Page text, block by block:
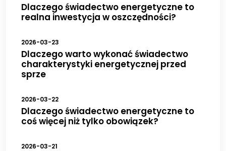
Dlaczego świadectwo energetyczne to
realna inwestycja w oszczędności?
2026-03-23
Dlaczego warto wykonać świadectwo
charakterystyki energetycznej przed
sprze
2026-03-22
Dlaczego świadectwo energetyczne to
coś więcej niż tylko obowiązek?
2026-03-21